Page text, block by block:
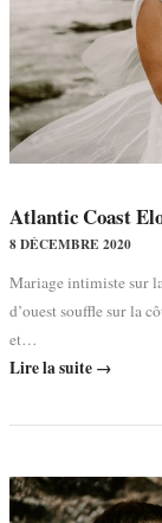
Atlantic Coast
8 DÉCEMBRE 2020
Mariage intimiste sur
d’ouest souffle sur la
et…
Lire la suite →